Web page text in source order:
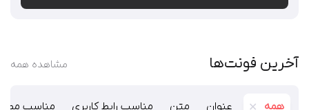
آخرین فونت‌ها مشاهده همه
همه عنوان متن مناسب رابط کاربری مناسب